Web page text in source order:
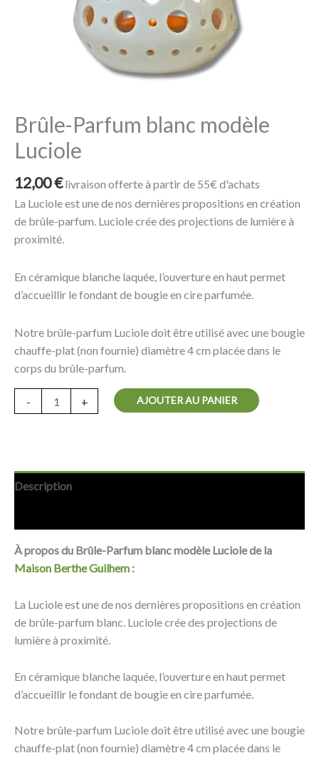
Brûle-Parfum blanc modèle
Luciole
12,00€ livraison offerte à partir de 55€ d'achats
La Luciole est une de nos dernières propositions en création
de brûle-parfum. Luciole crée des projections de lumière à
proximité.
En céramique blanche laquée, l’ouverture en haut permet
d’accueillir le fondant de bougie en cire parfumée.
Notre brûle-parfum Luciole doit être utilisé avec une bougie
chauffe-plat (non fournie) diamètre 4 cm placée dans le
corps du brûle-parfum.
- + AJOUTER AU PANIER
Description
À propos du Brûle-Parfum blanc modèle Luciole de la
Maison Berthe Guilhem :
La Luciole est une de nos dernières propositions en création
de brûle-parfum blanc. Luciole crée des projections de
lumière à proximité.
En céramique blanche laquée, l’ouverture en haut permet
d’accueillir le fondant de bougie en cire parfumée.
Notre brûle-parfum Luciole doit être utilisé avec une bougie
chauffe-plat (non fournie) diamètre 4 cm placée dans le